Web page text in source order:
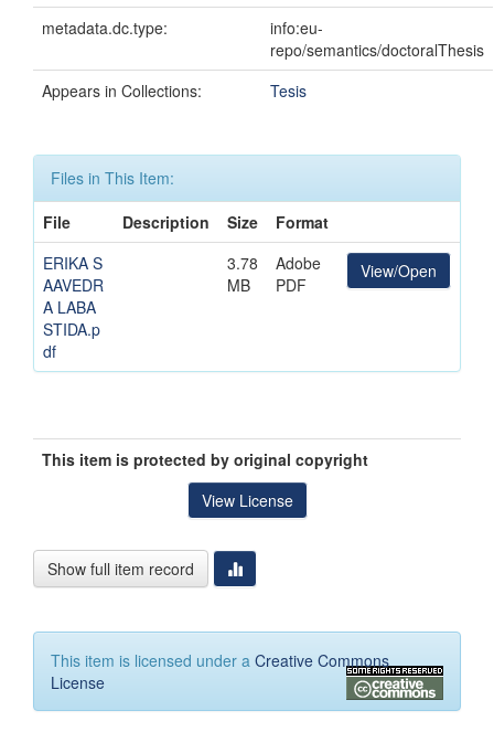
metadata.dc.type:
info:eu-
repo/semantics/doctoralThesis
Appears in Collections:
Tesis
Files in This Item:
File
Description Size
Format
ERIKA S
AAVEDR
A LABA
STIDA.p
df
3.78
MB
Adobe
PDF
View/Open
This item is protected by original copyright
View License
Show full item record
This item is licensed under a Creative Commons
License